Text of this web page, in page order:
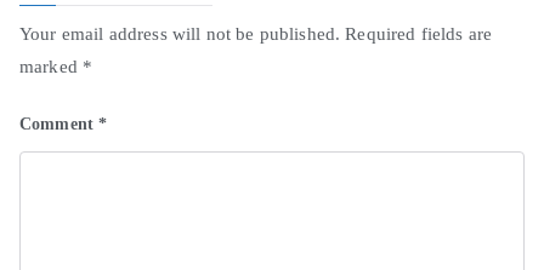
Your email address will not be published. Required fields are
marked *
Comment*